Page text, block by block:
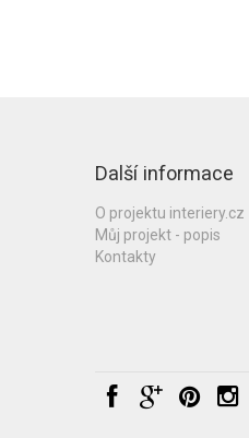
Další informace
O projektu interiery.cz
Můj projekt - popis
Kontakty